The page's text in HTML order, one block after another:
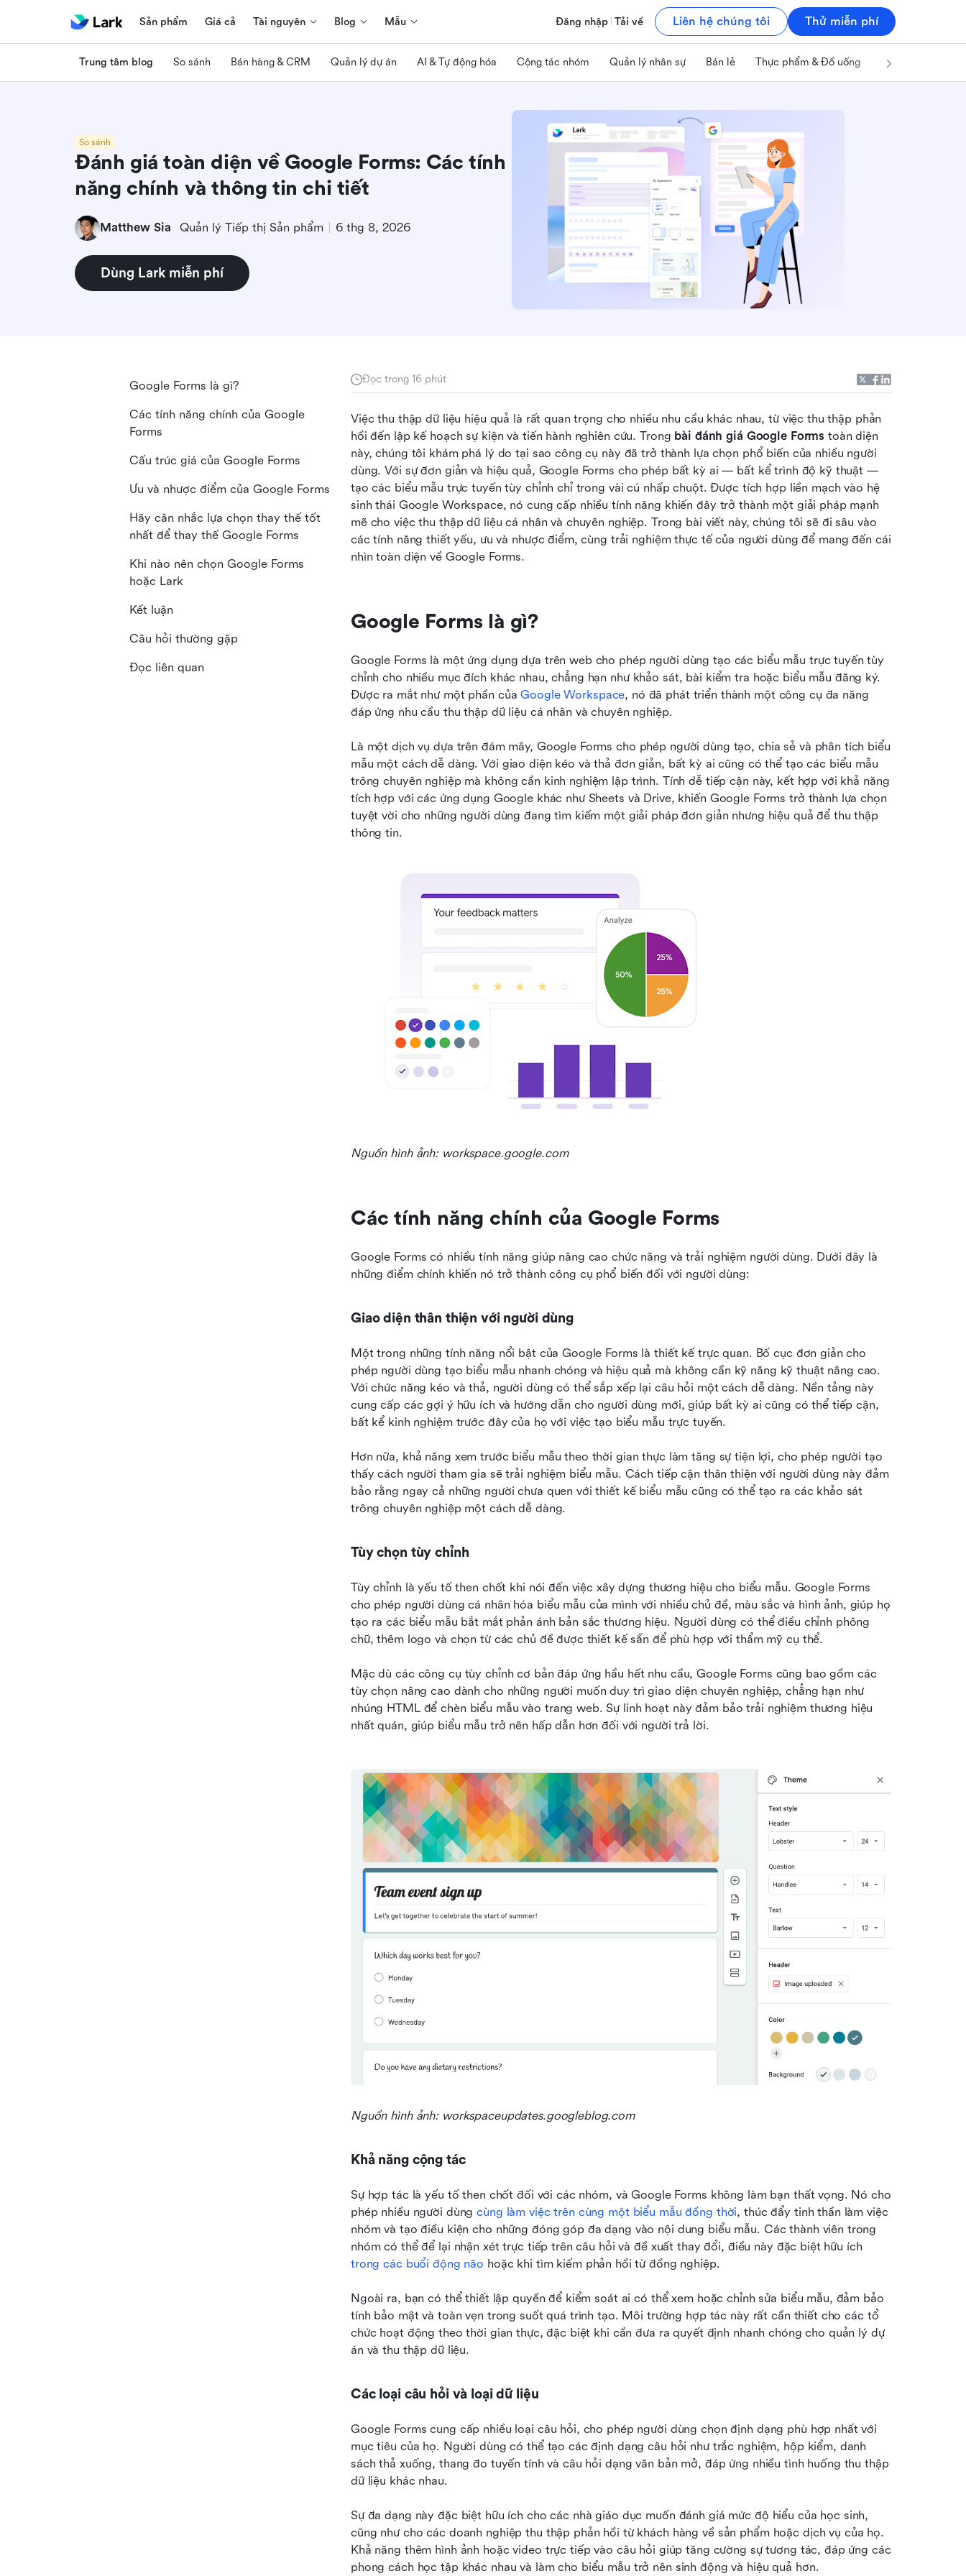
Sản phẩm Giá cả Tài nguyên Blog Mẫu Đăng nhập Tải về Liên hệ chúng tôi Thử miễn phí
Trung tâm blog So sánh Bán hàng & CRM Quản lý dự án AI & Tự động hóa Cộng tác nhóm Quản lý nhân sự Bán lẻ Thực phẩm & Đồ uống Công nghệ & IT
So sánh
Đánh giá toàn diện về Google Forms: Các tính
năng chính và thông tin chi tiết
Matthew Sia Quản lý Tiếp thị Sản phẩm 6 thg 8, 2026
Dùng Lark miễn phí
Đọc trong 16 phút
Việc thu thập dữ liệu hiệu quả là rất quan trọng cho nhiều nhu cầu khác nhau, từ việc thu thập phản
hồi đến lập kế hoạch sự kiện và tiến hành nghiên cứu. Trong bài đánh giá Google Forms toàn diện
này, chúng tôi khám phá lý do tại sao công cụ này đã trở thành lựa chọn phổ biến của nhiều người
dùng. Với sự đơn giản và hiệu quả, Google Forms cho phép bất kỳ ai — bất kể trình độ kỹ thuật —
tạo các biểu mẫu trực tuyến tùy chỉnh chỉ trong vài cú nhấp chuột. Được tích hợp liền mạch vào hệ
sinh thái Google Workspace, nó cung cấp nhiều tính năng khiến đây trở thành một giải pháp mạnh
mẽ cho việc thu thập dữ liệu cá nhân và chuyên nghiệp. Trong bài viết này, chúng tôi sẽ đi sâu vào
các tính năng thiết yếu, ưu và nhược điểm, cùng trải nghiệm thực tế của người dùng để mang đến cái
nhìn toàn diện về Google Forms.
Google Forms là gì?
Google Forms là một ứng dụng dựa trên web cho phép người dùng tạo các biểu mẫu trực tuyến tùy
chỉnh cho nhiều mục đích khác nhau, chẳng hạn như khảo sát, bài kiểm tra hoặc biểu mẫu đăng ký.
Được ra mắt như một phần của Google Workspace, nó đã phát triển thành một công cụ đa năng
đáp ứng nhu cầu thu thập dữ liệu cá nhân và chuyên nghiệp.
Là một dịch vụ dựa trên đám mây, Google Forms cho phép người dùng tạo, chia sẻ và phân tích biểu
mẫu một cách dễ dàng. Với giao diện kéo và thả đơn giản, bất kỳ ai cũng có thể tạo các biểu mẫu
trông chuyên nghiệp mà không cần kinh nghiệm lập trình. Tính dễ tiếp cận này, kết hợp với khả năng
tích hợp với các ứng dụng Google khác như Sheets và Drive, khiến Google Forms trở thành lựa chọn
tuyệt vời cho những người dùng đang tìm kiếm một giải pháp đơn giản nhưng hiệu quả để thu thập
thông tin.
Nguồn hình ảnh: workspace.google.com
Các tính năng chính của Google Forms
Google Forms có nhiều tính năng giúp nâng cao chức năng và trải nghiệm người dùng. Dưới đây là
những điểm chính khiến nó trở thành công cụ phổ biến đối với người dùng:
Giao diện thân thiện với người dùng
Một trong những tính năng nổi bật của Google Forms là thiết kế trực quan. Bố cục đơn giản cho
phép người dùng tạo biểu mẫu nhanh chóng và hiệu quả mà không cần kỹ năng kỹ thuật nâng cao.
Với chức năng kéo và thả, người dùng có thể sắp xếp lại câu hỏi một cách dễ dàng. Nền tảng này
cung cấp các gợi ý hữu ích và hướng dẫn cho người dùng mới, giúp bất kỳ ai cũng có thể tiếp cận,
bất kể kinh nghiệm trước đây của họ với việc tạo biểu mẫu trực tuyến.
Hơn nữa, khả năng xem trước biểu mẫu theo thời gian thực làm tăng sự tiện lợi, cho phép người tạo
thấy cách người tham gia sẽ trải nghiệm biểu mẫu. Cách tiếp cận thân thiện với người dùng này đảm
bảo rằng ngay cả những người chưa quen với thiết kế biểu mẫu cũng có thể tạo ra các khảo sát
trông chuyên nghiệp một cách dễ dàng.
Tùy chọn tùy chỉnh
Tùy chỉnh là yếu tố then chốt khi nói đến việc xây dựng thương hiệu cho biểu mẫu. Google Forms
cho phép người dùng cá nhân hóa biểu mẫu của mình với nhiều chủ đề, màu sắc và hình ảnh, giúp họ
tạo ra các biểu mẫu bắt mắt phản ánh bản sắc thương hiệu. Người dùng có thể điều chỉnh phông
chữ, thêm logo và chọn từ các chủ đề được thiết kế sẵn để phù hợp với thẩm mỹ cụ thể.
Mặc dù các công cụ tùy chỉnh cơ bản đáp ứng hầu hết nhu cầu, Google Forms cũng bao gồm các
tùy chọn nâng cao dành cho những người muốn duy trì giao diện chuyên nghiệp, chẳng hạn như
nhúng HTML để chèn biểu mẫu vào trang web. Sự linh hoạt này đảm bảo trải nghiệm thương hiệu
nhất quán, giúp biểu mẫu trở nên hấp dẫn hơn đối với người trả lời.
Nguồn hình ảnh: workspaceupdates.googleblog.com
Khả năng cộng tác
Sự hợp tác là yếu tố then chốt đối với các nhóm, và Google Forms không làm bạn thất vọng. Nó cho
phép nhiều người dùng cùng làm việc trên cùng một biểu mẫu đồng thời, thúc đẩy tinh thần làm việc
nhóm và tạo điều kiện cho những đóng góp đa dạng vào nội dung biểu mẫu. Các thành viên trong
trong các buổi động não hoặc khi tìm kiếm phản hồi từ đồng nghiệp.
Ngoài ra, bạn có thể thiết lập quyền để kiểm soát ai có thể xem hoặc chỉnh sửa biểu mẫu, đảm bảo
tính bảo mật và toàn vẹn trong suốt quá trình tạo. Môi trường hợp tác này rất cần thiết cho các tổ
chức hoạt động theo thời gian thực, đặc biệt khi cần đưa ra quyết định nhanh chóng cho quản lý dự
án và thu thập dữ liệu.
Các loại câu hỏi và loại dữ liệu
Google Forms cung cấp nhiều loại câu hỏi, cho phép người dùng chọn định dạng phù hợp nhất với
mục tiêu của họ. Người dùng có thể tạo các định dạng câu hỏi như trắc nghiệm, hộp kiểm, danh
sách thả xuống, thang đo tuyến tính và câu hỏi dạng văn bản mở, đáp ứng nhiều tình huống thu thập
dữ liệu khác nhau.
Sự đa dạng này đặc biệt hữu ích cho các nhà giáo dục muốn đánh giá mức độ hiểu của học sinh,
cũng như cho các doanh nghiệp thu thập phản hồi từ khách hàng về sản phẩm hoặc dịch vụ của họ.
Khả năng thêm hình ảnh hoặc video trực tiếp vào câu hỏi giúp tăng cường sự tương tác, đáp ứng các
phong cách học tập khác nhau và làm cho biểu mẫu trở nên sinh động và hiệu quả hơn.
Google Forms là gì?
Các tính năng chính của Google
Forms
Cấu trúc giá của Google Forms
Ưu và nhược điểm của Google Forms
Hãy cân nhắc lựa chọn thay thế tốt
nhất để thay thế Google Forms
Khi nào nên chọn Google Forms
hoặc Lark
Kết luận
Câu hỏi thường gặp
Đọc liên quan